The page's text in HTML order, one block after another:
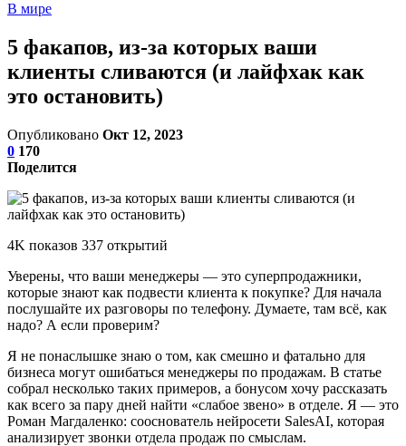
В мире
5 факапов, из-за которых ваши
клиенты сливаются (и лайфхак как
это остановить)
Опубликовано Окт 12, 2023
0 170
Поделится
4K показов 337 открытий
Уверены, что ваши менеджеры ― это суперпродажники,
которые знают как подвести клиента к покупке? Для начала
послушайте их разговоры по телефону. Думаете, там всё, как
надо? А если проверим?
Я не понаслышке знаю о том, как смешно и фатально для
бизнеса могут ошибаться менеджеры по продажам. В статье
собрал несколько таких примеров, а бонусом хочу рассказать
как всего за пару дней найти «слабое звено» в отделе. Я ― это
Роман Магдаленко: сооснователь нейросети SalesAI, которая
анализирует звонки отдела продаж по смыслам.